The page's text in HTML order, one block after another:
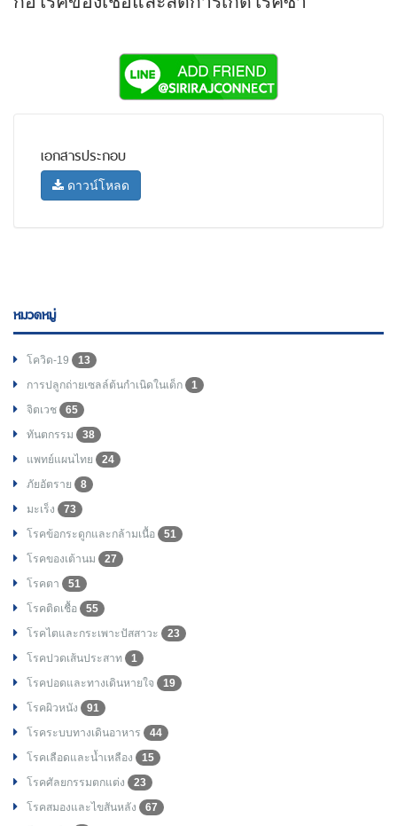
เอกสารประกอบ
ดาวน์โหลด
หมวดหมู่
โควิด-19
13
การปลูกถ่ายเซลล์ต้นกำเนิดในเด็ก
1
จิตเวช
65
ทันตกรรม
38
แพทย์แผนไทย
24
ภัยอัตราย
8
มะเร็ง
73
โรคข้อกระดูกและกล้ามเนื้อ
51
โรคของเต้านม
27
โรคตา
51
โรคติดเชื้อ
55
โรคไตและกระเพาะปัสสาวะ
23
โรคปวดเส้นประสาท
1
โรคปอดและทางเดินหายใจ
19
โรคผิวหนัง
91
โรคระบบทางเดินอาหาร
44
โรคเลือดและน้ำเหลือง
15
โรคศัลยกรรมตกแต่ง
23
โรคสมองและไขสันหลัง
67